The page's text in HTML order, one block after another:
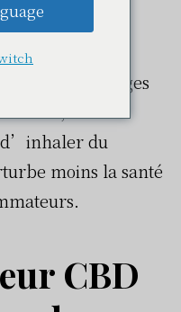
avantages
effet, les
du
moins la santé
CBD